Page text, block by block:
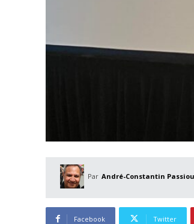
Par André-Constantin
Facebook Twitter